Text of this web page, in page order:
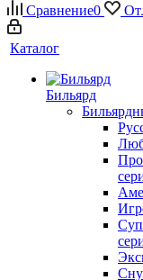
Сравнение0
Каталог
Бильярд